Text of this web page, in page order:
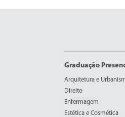
Graduação
Arquitetura e
Direito
Enfermagem
Estética e Cosmética